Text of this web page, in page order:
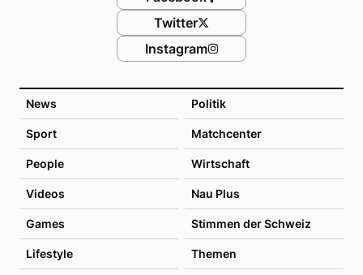
News Politik
Sport Matchcenter
People Wirtschaft
Videos Nau Plus
Games Stimmen der Schweiz
Lifestyle Themen
Twitter
Instagram